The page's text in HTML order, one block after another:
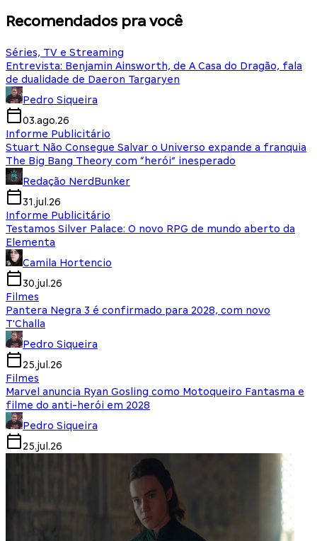
Recomendados pra você
Séries, TV e Streaming
Entrevista: Benjamin Ainsworth, de A Casa do Dragão, fala
de dualidade de Daeron Targaryen
Pedro Siqueira
03.ago.26
Informe Publicitário
Stuart Não Consegue Salvar o Universo expande a franquia
The Big Bang Theory com “herói” inesperado
Redação NerdBunker
31.jul.26
Informe Publicitário
Testamos Silver Palace: O novo RPG de mundo aberto da
Elementa
Camila Hortencio
30.jul.26
Filmes
Pantera Negra 3 é confirmado para 2028, com novo
T'Challa
Pedro Siqueira
25.jul.26
Filmes
Marvel anuncia Ryan Gosling como Motoqueiro Fantasma e
filme do anti-herói em 2028
Pedro Siqueira
25.jul.26